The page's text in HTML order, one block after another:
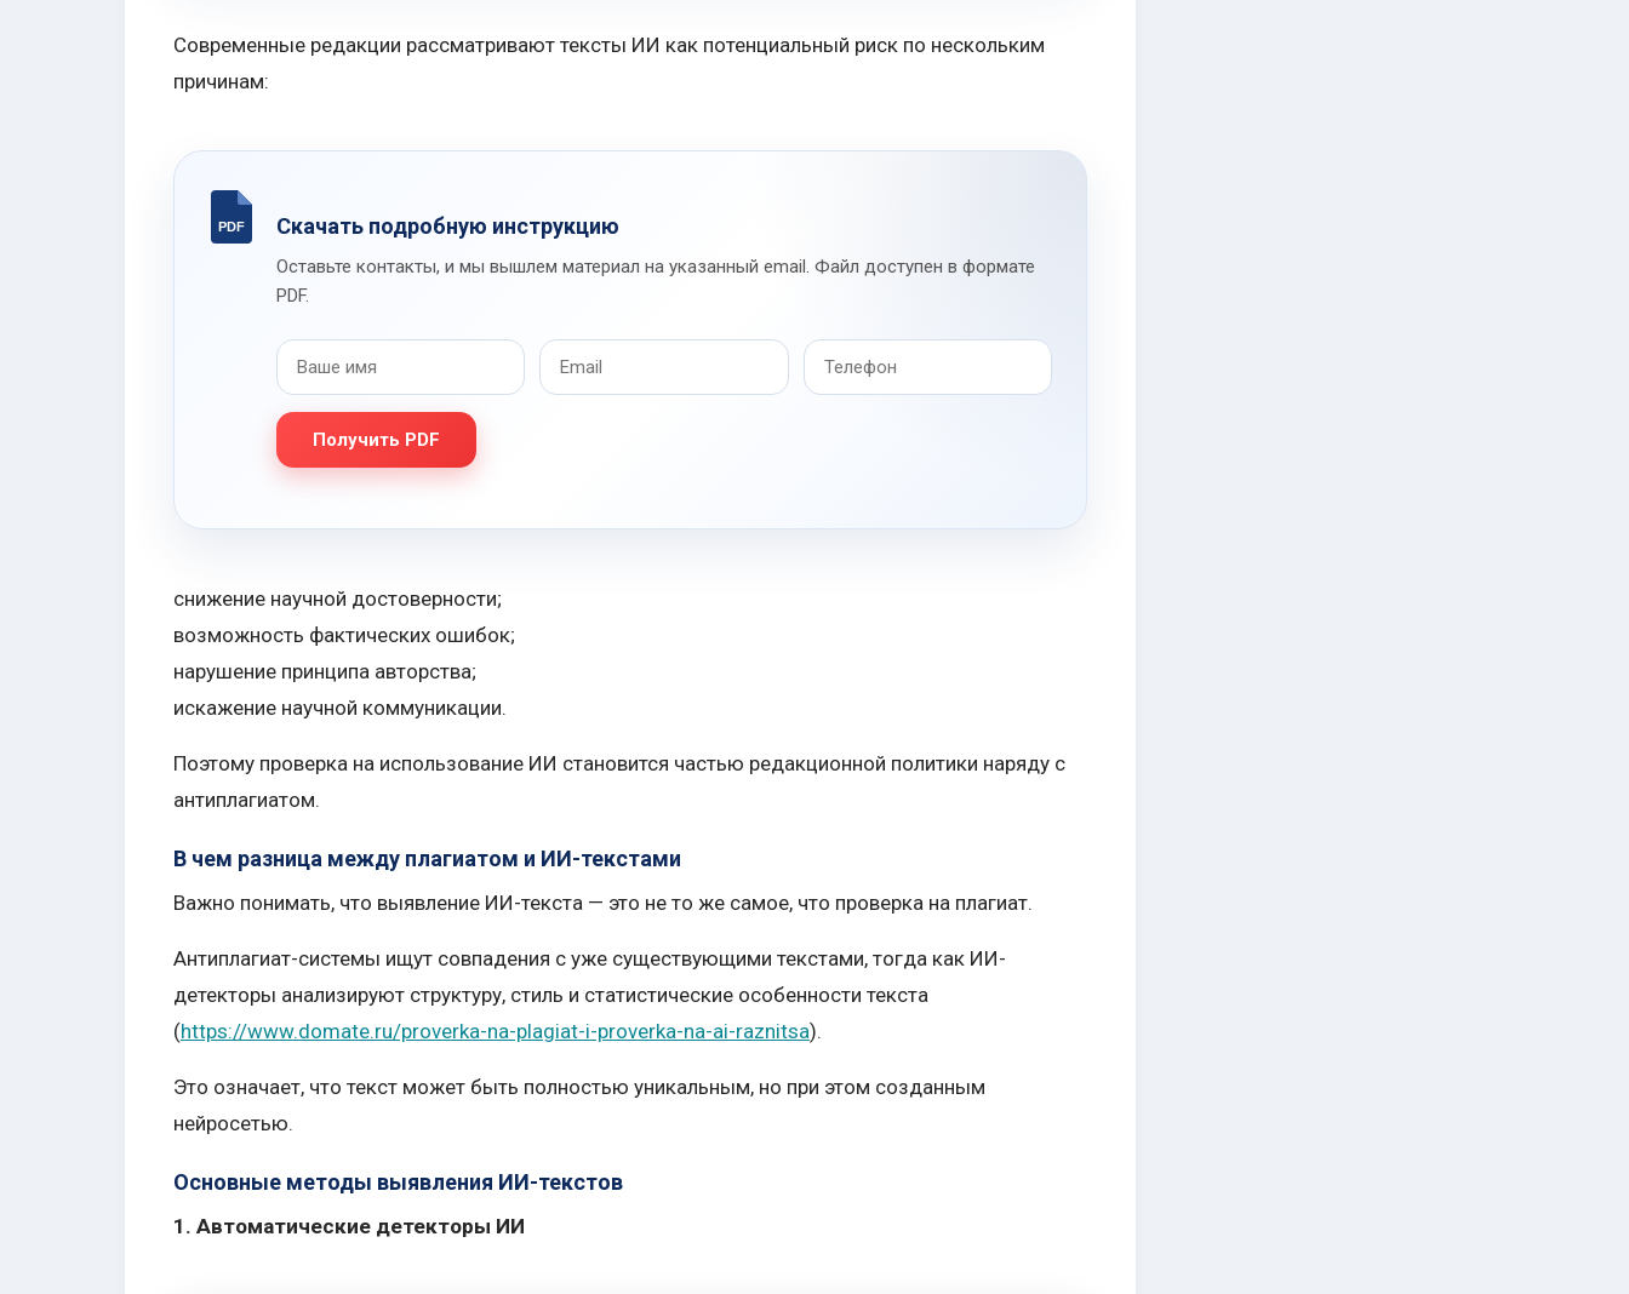
Современные редакции рассматривают тексты ИИ как потенциальный риск по нескольким
причинам:
Скачать подробную инструкцию
Оставьте контакты, и мы вышлем материал на указанный email. Файл доступен в формате
PDF.
Получить PDF
снижение научной достоверности;
возможность фактических ошибок;
нарушение принципа авторства;
искажение научной коммуникации.
Поэтому проверка на использование ИИ становится частью редакционной политики наряду с
антиплагиатом.
В чем разница между плагиатом и ИИ-текстами
Важно понимать, что выявление ИИ-текста — это не то же самое, что проверка на плагиат.
Антиплагиат-системы ищут совпадения с уже существующими текстами, тогда как ИИ-
детекторы анализируют структуру, стиль и статистические особенности текста
(https://www.domate.ru/proverka-na-plagiat-i-proverka-na-ai-raznitsa).
Это означает, что текст может быть полностью уникальным, но при этом созданным
нейросетью.
Основные методы выявления ИИ-текстов
1. Автоматические детекторы ИИ